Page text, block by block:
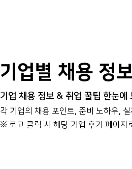
기업별 채용 정
기업 채용 정보 & 취업 꿀팁 한눈에
각 기업의 채용 포인트, 준비 노하우,
​※ 로고 클릭 시 해당 기업 후기 페이지